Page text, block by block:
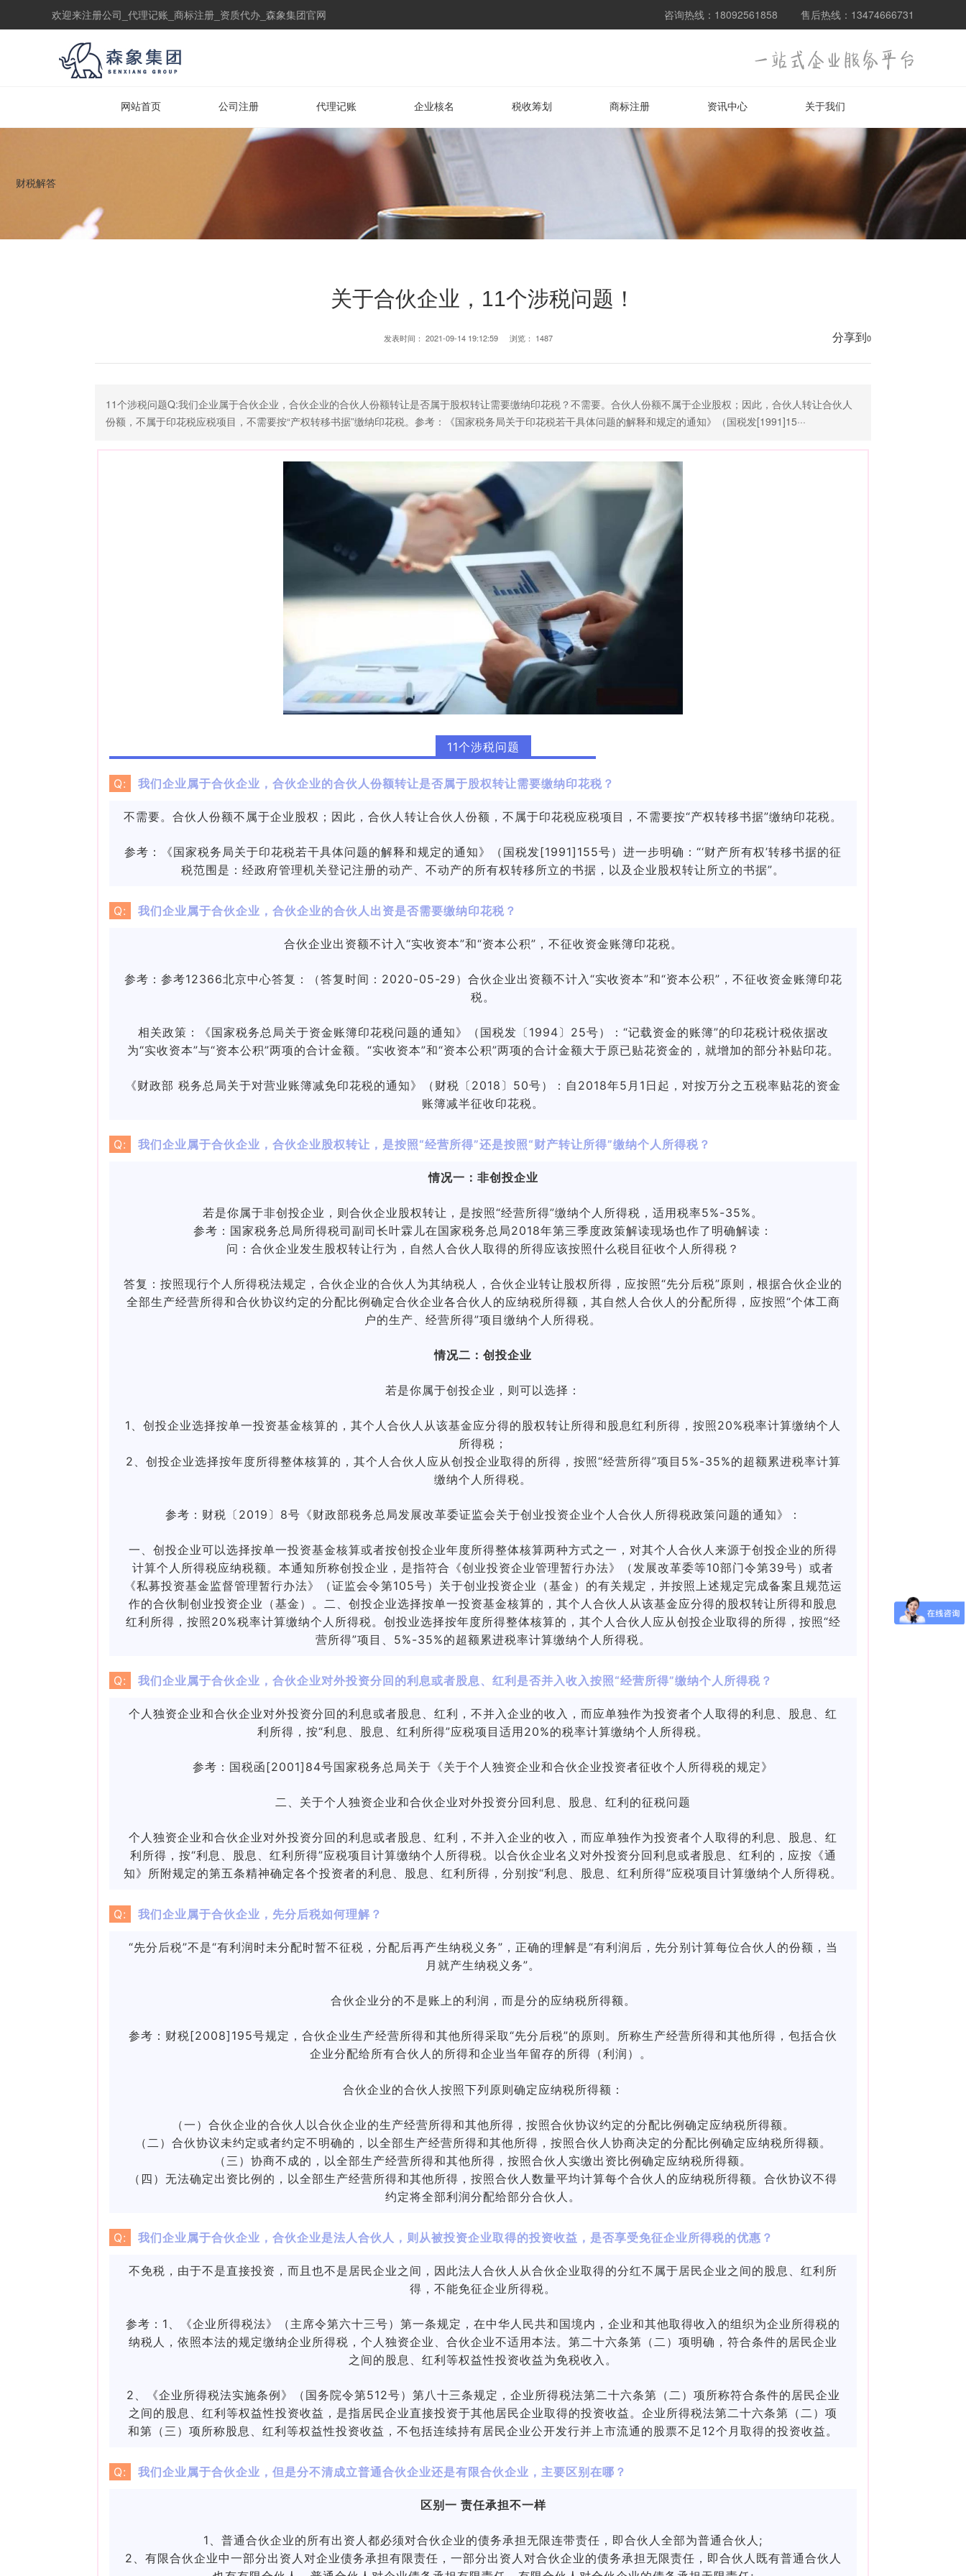
欢迎来注册公司_代理记账_商标注册_资质代办_森象集团官网 咨询热线：18092561858 售后热线：13474666731
网站首页 公司注册 代理记账 企业核名 税收筹划 商标注册 资讯中心 关于我们
财税解答
关于合伙企业，11个涉税问题！
发表时间： 2021-09-14 19:12:59 浏览： 1487 分享到0
11个涉税问题Q:我们企业属于合伙企业，合伙企业的合伙人份额转让是否属于股权转让需要缴纳印花税？不需要。合伙人份额不属于企业股权；因此，合伙人转让合伙人
份额，不属于印花税应税项目，不需要按“产权转移书据”缴纳印花税。参考：《国家税务局关于印花税若干具体问题的解释和规定的通知》（国税发[1991]15···
11个涉税问题
Q: 我们企业属于合伙企业，合伙企业的合伙人份额转让是否属于股权转让需要缴纳印花税？
不需要。合伙人份额不属于企业股权；因此，合伙人转让合伙人份额，不属于印花税应税项目，不需要按“产权转移书据”缴纳印花税。
参考：
《国家税务局关于印花税若干具体问题的解释和规定的通知》（国税发[1991]155号）进一步明确：“‘财产所有权’转移书据的征
税范围是：经政府管理机关登记注册的动产、不动产的所有权转移所立的书据，以及企业股权转让所立的书据”。
Q: 我们企业属于合伙企业，合伙企业的合伙人出资是否需要缴纳印花税？
合伙企业出资额不计入“实收资本”和“资本公积”，不征收资金账簿印花税。
参考： 参考12366北京中心答复：（答复时间：2020-05-29）合伙企业出资额不计入“实收资本”和“资本公积”，不征收资金账簿印花
税。
相关政策：《国家税务总局关于资金账簿印花税问题的通知》（国税发〔1994〕25号）：“记载资金的账簿”的印花税计税依据改
为“实收资本”与“资本公积”两项的合计金额。“实收资本”和“资本公积”两项的合计金额大于原已贴花资金的，就增加的部分补贴印花。
《财政部 税务总局关于对营业账簿减免印花税的通知》（财税〔2018〕50号）：自2018年5月1日起，对按万分之五税率贴花的资金
账簿减半征收印花税。
Q: 我们企业属于合伙企业，合伙企业股权转让，是按照“经营所得”还是按照“财产转让所得”缴纳个人所得税？
情况一：非创投企业
若是你属于非创投企业，则合伙企业股权转让，是按照“经营所得”缴纳个人所得税，适用税率5%-35%。
参考： 国家税务总局所得税司副司长叶霖儿在国家税务总局2018年第三季度政策解读现场也作了明确解读：
问：合伙企业发生股权转让行为，自然人合伙人取得的所得应该按照什么税目征收个人所得税？
答复： 按照现行个人所得税法规定，合伙企业的合伙人为其纳税人，合伙企业转让股权所得，应按照“先分后税”原则，根据合伙企业的
全部生产经营所得和合伙协议约定的分配比例确定合伙企业各合伙人的应纳税所得额，其自然人合伙人的分配所得，应按照“个体工商
户的生产、经营所得”项目缴纳个人所得税。
情况二：创投企业
若是你属于创投企业，则可以选择：
1、创投企业选择按单一投资基金核算的，其个人合伙人从该基金应分得的股权转让所得和股息红利所得，按照20%税率计算缴纳个人
所得税；
2、创投企业选择按年度所得整体核算的，其个人合伙人应从创投企业取得的所得，按照“经营所得”项目5%-35%的超额累进税率计算
缴纳个人所得税。
参考： 财税〔2019〕8号《财政部税务总局发展改革委证监会关于创业投资企业个人合伙人所得税政策问题的通知》：
一、创投企业可以选择按单一投资基金核算或者按创投企业年度所得整体核算两种方式之一，对其个人合伙人来源于创投企业的所得
计算个人所得税应纳税额。本通知所称创投企业，是指符合《创业投资企业管理暂行办法》（发展改革委等10部门令第39号）或者
《私募投资基金监督管理暂行办法》（证监会令第105号）关于创业投资企业（基金）的有关规定，并按照上述规定完成备案且规范运
作的合伙制创业投资企业（基金）。二、创投企业选择按单一投资基金核算的，其个人合伙人从该基金应分得的股权转让所得和股息
红利所得，按照20%税率计算缴纳个人所得税。创投业选择按年度所得整体核算的，其个人合伙人应从创投企业取得的所得，按照“经
营所得”项目、5%-35%的超额累进税率计算缴纳个人所得税。
Q: 我们企业属于合伙企业，合伙企业对外投资分回的利息或者股息、红利是否并入收入按照“经营所得”缴纳个人所得税？
个人独资企业和合伙企业对外投资分回的利息或者股息、红利，不并入企业的收入，而应单独作为投资者个人取得的利息、股息、红
利所得，按“利息、股息、红利所得”应税项目适用20%的税率计算缴纳个人所得税。
参考： 国税函[2001]84号国家税务总局关于《关于个人独资企业和合伙企业投资者征收个人所得税的规定》
二、关于个人独资企业和合伙企业对外投资分回利息、股息、红利的征税问题
个人独资企业和合伙企业对外投资分回的利息或者股息、红利，不并入企业的收入，而应单独作为投资者个人取得的利息、股息、红
利所得，按“利息、股息、红利所得”应税项目计算缴纳个人所得税。以合伙企业名义对外投资分回利息或者股息、红利的，应按《通
知》所附规定的第五条精神确定各个投资者的利息、股息、红利所得，分别按“利息、股息、红利所得”应税项目计算缴纳个人所得税。
Q: 我们企业属于合伙企业，先分后税如何理解？
“先分后税”不是“有利润时未分配时暂不征税，分配后再产生纳税义务”，正确的理解是“有利润后，先分别计算每位合伙人的份额，当
月就产生纳税义务”。
合伙企业分的不是账上的利润，而是分的应纳税所得额。
参考： 财税[2008]195号规定，合伙企业生产经营所得和其他所得采取“先分后税”的原则。所称生产经营所得和其他所得，包括合伙
企业分配给所有合伙人的所得和企业当年留存的所得（利润）。
合伙企业的合伙人按照下列原则确定应纳税所得额：
（一）合伙企业的合伙人以合伙企业的生产经营所得和其他所得，按照合伙协议约定的分配比例确定应纳税所得额。
（二）合伙协议未约定或者约定不明确的，以全部生产经营所得和其他所得，按照合伙人协商决定的分配比例确定应纳税所得额。
（三）协商不成的，以全部生产经营所得和其他所得，按照合伙人实缴出资比例确定应纳税所得额。
（四）无法确定出资比例的，以全部生产经营所得和其他所得，按照合伙人数量平均计算每个合伙人的应纳税所得额。合伙协议不得
约定将全部利润分配给部分合伙人。
Q: 我们企业属于合伙企业，合伙企业是法人合伙人，则从被投资企业取得的投资收益，是否享受免征企业所得税的优惠？
不免税，由于不是直接投资，而且也不是居民企业之间，因此法人合伙人从合伙企业取得的分红不属于居民企业之间的股息、红利所
得，不能免征企业所得税。
参考： 1、《企业所得税法》（主席令第六十三号）第一条规定，在中华人民共和国境内，企业和其他取得收入的组织为企业所得税的
纳税人，依照本法的规定缴纳企业所得税，个人独资企业、合伙企业不适用本法。第二十六条第（二）项明确，符合条件的居民企业
之间的股息、红利等权益性投资收益为免税收入。
2、《企业所得税法实施条例》（国务院令第512号）第八十三条规定，企业所得税法第二十六条第（二）项所称符合条件的居民企业
之间的股息、红利等权益性投资收益，是指居民企业直接投资于其他居民企业取得的投资收益。企业所得税法第二十六条第（二）项
和第（三）项所称股息、红利等权益性投资收益，不包括连续持有居民企业公开发行并上市流通的股票不足12个月取得的投资收益。
Q: 我们企业属于合伙企业，但是分不清成立普通合伙企业还是有限合伙企业，主要区别在哪？
区别一 责任承担不一样
1、普通合伙企业的所有出资人都必须对合伙企业的债务承担无限连带责任，即合伙人全部为普通合伙人;
2、有限合伙企业中一部分出资人对企业债务承担有限责任，一部分出资人对合伙企业的债务承担无限责任，即合伙人既有普通合伙人